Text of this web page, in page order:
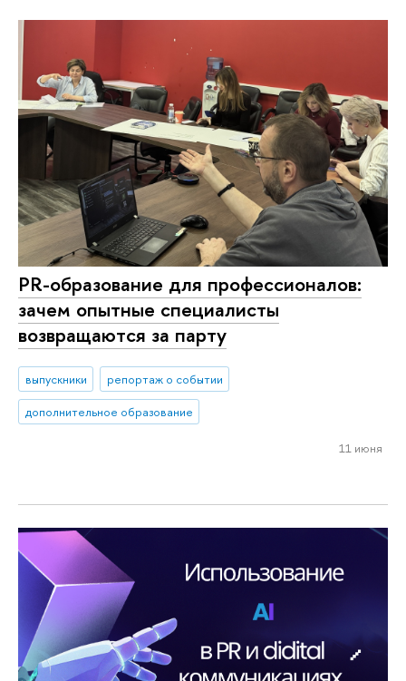
PR-образование для профессионалов:
зачем опытные специалисты
возвращаются за парту
выпускники
репортаж о событии
дополнительное образование
11 июня